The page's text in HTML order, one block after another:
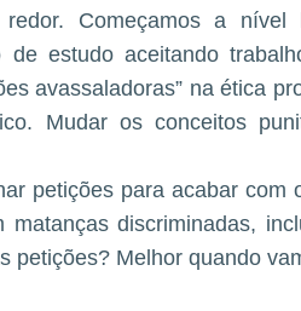
Começamos a nível
estudo aceitando
avassaladoras” na ética
Mudar os conceitos
petições para acabar com
discriminadas,
petições? Melhor quando